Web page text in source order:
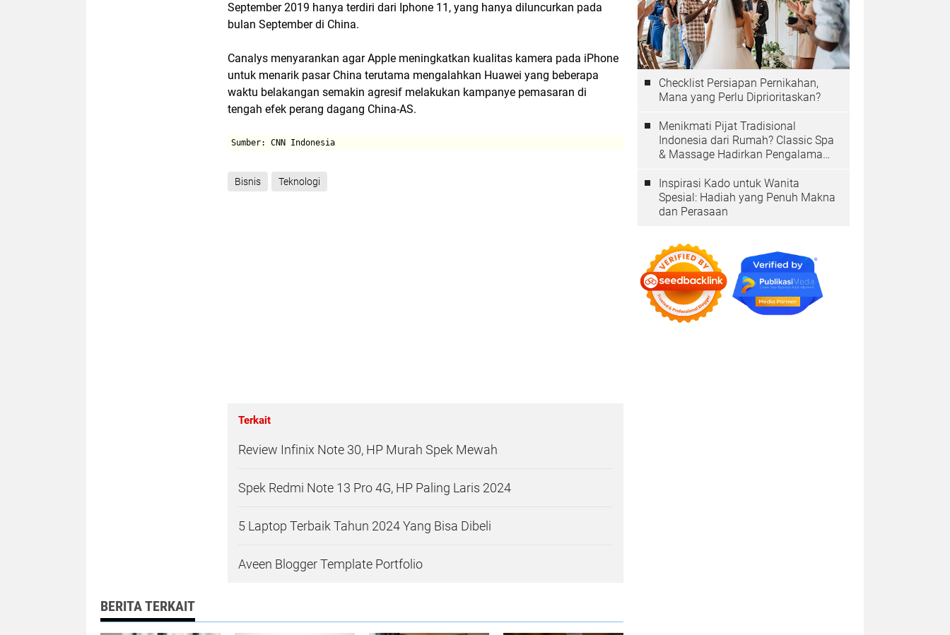
September 2019 hanya terdiri dari Iphone 11, yang hanya diluncurkan pada
bulan September di China.
Canalys menyarankan agar Apple meningkatkan kualitas kamera pada iPhone
untuk menarik pasar China terutama mengalahkan Huawei yang beberapa
waktu belakangan semakin agresif melakukan kampanye pemasaran di
tengah efek perang dagang China-AS.
Sumber: CNN Indonesia
Bisnis Teknologi
Terkait
Review Infinix Note 30, HP Murah Spek Mewah
Spek Redmi Note 13 Pro 4G, HP Paling Laris 2024
5 Laptop Terbaik Tahun 2024 Yang Bisa Dibeli
Aveen Blogger Template Portfolio
BERITA TERKAIT
Checklist Persiapan Pernikahan,
Mana yang Perlu Diprioritaskan?
Menikmati Pijat Tradisional
Indonesia dari Rumah? Classic Spa
& Massage Hadirkan Pengalaman
Inspirasi Kado untuk Wanita
Spesial: Hadiah yang Penuh Makna
dan Perasaan